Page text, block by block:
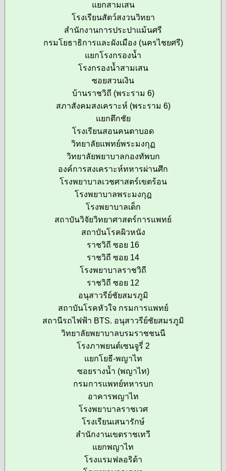
แยกสามเสน
โรงเรียนสัตว์สงวนวิทยา
สำนักงานการประปาแม้นศรี
กรมโยธาธิการและผังเมือง (นครไชยศรี)
แยกโรงกรองน้ำ
โรงกรองน้ำสามเสน
ซอยสวนเงิน
บ้านราชวิถี (พระราม 6)
สภาสังคมสงเคราะห์ (พระราม 6)
แยกตึกชัย
โรงเรียนสอนคนตาบอด
วิทยาลัยแพทย์พระมงกุฏ
วิทยาลัยพยาบาลกองทัพบก
องค์การสงเคราะห์ทหารผ่านศึก
โรงพยาบาลเวชศาสตร์เขตร้อน
โรงพยาบาลพระมงกุฎ
โรงพยาบาลเด็ก
สถาบันวิจัยวิทยาศาสตร์การแพทย์
สถาบันโรคผิวหนัง
ราชวิถี ซอย 16
ราชวิถี ซอย 14
โรงพยาบาลราชวิถี
ราชวิถี ซอย 12
อนุสาวรีย์ชัยสมรภูมิ
สถาบันโรคหัวใจ กรมการแพทย์
สถานีรถไฟฟ้า BTS. อนุสาวรีย์ชัยสมรภูมิ
วิทยาลัยพยาบาลบรมราชชนนี
โรงภาพยนต์เซนจูรี่ 2
แยกโยธี-พญาไท
ซอยรางน้ำ (พญาไท)
กรมการแพทย์ทหารบก
อาคารพญาไท
โรงพยาบาลราชเวศ
โรงเรียนเสนารักษ์
สำนักงานเขตราชเทวี
แยกพญาไท
โรงแรมฟลอริด้า